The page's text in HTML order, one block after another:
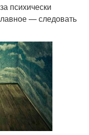
психически
— следовать